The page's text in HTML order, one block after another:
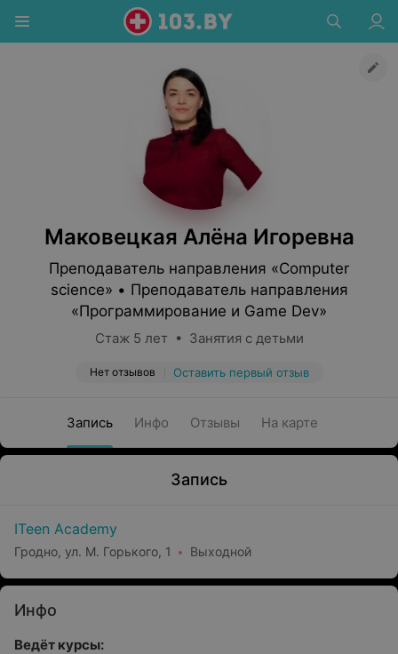
Маковецкая Алёна Игоревна
Преподаватель направления «Computer
science» • Преподаватель направления
«Программирование и Game Dev»
Стаж 5 лет • Занятия с детьми
Нет отзывов Оставить первый отзыв
Запись Инфо Отзывы На карте
Запись
ITeen Academy
Гродно, ул. М. Горького, 1 Выходной
Инфо
Ведёт курсы: